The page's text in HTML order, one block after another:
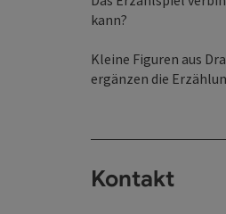
kann?
Kleine Figuren aus
ergänzen die
Kontakt